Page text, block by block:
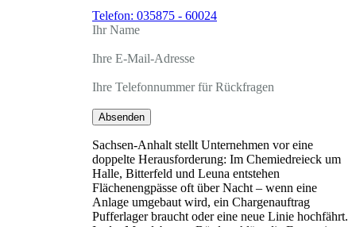
Telefon: 035875 - 60024
Ihr Name
Ihre E-Mail-Adresse
Ihre Telefonnummer für Rückfragen
Absenden
Sachsen-Anhalt stellt Unternehmen vor eine
doppelte Herausforderung: Im Chemiedreieck um
Halle, Bitterfeld und Leuna entstehen
Flächenengpässe oft über Nacht – wenn eine
Anlage umgebaut wird, ein Chargenauftrag
Pufferlager braucht oder eine neue Linie hochfährt.